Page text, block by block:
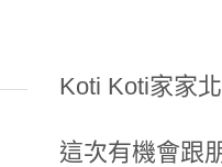
Koti Koti家家
這次有機會跟